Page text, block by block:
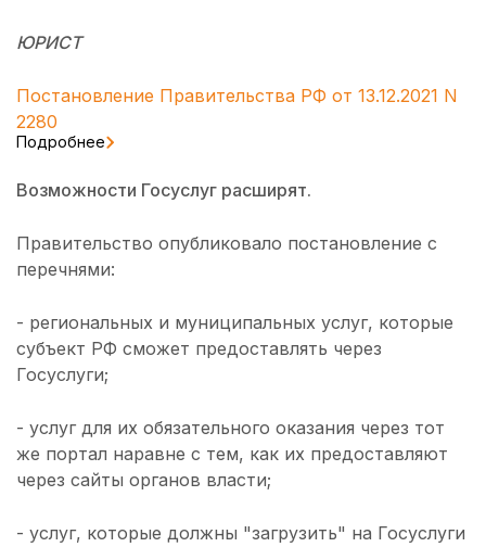
ЮРИСТ
Постановление Правительства РФ от 13.12.2021 N
2280
Подробнее
Возможности Госуслуг расширят.
Правительство опубликовало постановление с
перечнями:
- региональных и муниципальных услуг, которые
субъект РФ сможет предоставлять через
Госуслуги;
- услуг для их обязательного оказания через тот
же портал наравне с тем, как их предоставляют
через сайты органов власти;
- услуг, которые должны "загрузить" на Госуслуги